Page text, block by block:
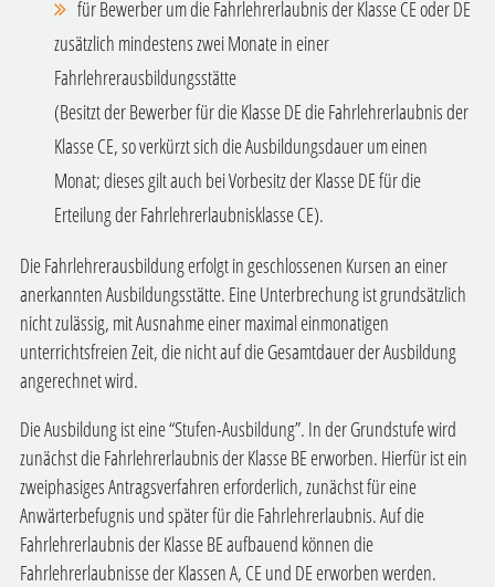
für Bewerber um die Fahrlehrerlaubnis der Klasse CE oder DE
zusätzlich mindestens zwei Monate in einer
Fahrlehrerausbildungsstätte
(Besitzt der Bewerber für die Klasse DE die Fahrlehrerlaubnis der
Klasse CE, so verkürzt sich die Ausbildungsdauer um einen
Monat; dieses gilt auch bei Vorbesitz der Klasse DE für die
Erteilung der Fahrlehrerlaubnisklasse CE).
Die Fahrlehrerausbildung erfolgt in geschlossenen Kursen an einer
anerkannten Ausbildungsstätte. Eine Unterbrechung ist grundsätzlich
nicht zulässig, mit Ausnahme einer maximal einmonatigen
unterrichtsfreien Zeit, die nicht auf die Gesamtdauer der Ausbildung
angerechnet wird.
Die Ausbildung ist eine “Stufen-Ausbildung”. In der Grundstufe wird
zunächst die Fahrlehrerlaubnis der Klasse BE erworben. Hierfür ist ein
zweiphasiges Antragsverfahren erforderlich, zunächst für eine
Anwärterbefugnis und später für die Fahrlehrerlaubnis. Auf die
Fahrlehrerlaubnis der Klasse BE aufbauend können die
Fahrlehrerlaubnisse der Klassen A, CE und DE erworben werden.